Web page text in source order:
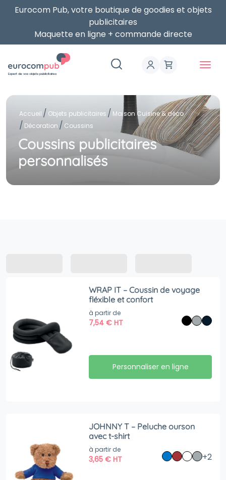
Eurocom Pub, votre boutique de goodies et objets
publicitaires
Maquette en ligne + commande directe
Expert de vos objets publicitaires
Accueil Objets publicitaires
Maison Cuisine & déco
Décoration
Coussins
Coussins publicitaires
personnalisés
WRAP IT – Coussin de voyage
fléxible et confort
à partir de
7,54€ HT
Personnaliser en ligne
JOHNNY T – Peluche ourson
avec t-shirt
à partir de
3,65€ HT +2